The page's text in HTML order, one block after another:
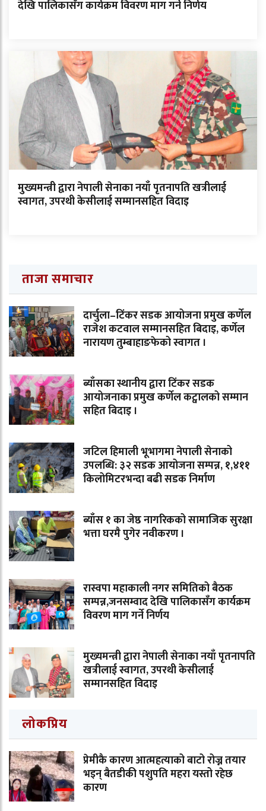
देखि पालिकासँग कार्यक्रम विवरण माग गर्ने निर्णय
मुख्यमन्त्री द्वारा नेपाली सेनाका नयाँ पृतनापति खत्रीलाई
स्वागत, उपरथी केसीलाई सम्मानसहित विदाइ
ताजा समाचार
दार्चुला–टिंकर सडक आयोजना प्रमुख कर्णेल
राजेश कटवाल सम्मानसहित बिदाइ, कर्णेल
नारायण तुम्बाहाङफेको स्वागत ।
ब्याँसका स्थानीय द्वारा टिंकर सडक
आयोजनाका प्रमुख कर्णेल कट्वालको सम्मान
सहित बिदाइ ।
जटिल हिमाली भूभागमा नेपाली सेनाको
उपलब्धि: ३२ सडक आयोजना सम्पन्न, १,४११
किलोमिटरभन्दा बढी सडक निर्माण
ब्याँस १ का जेष्ठ नागरिकको सामाजिक सुरक्षा
भत्ता घरमै पुगेर नवीकरण ।
रास्वपा महाकाली नगर समितिको बैठक
सम्पन्न,जनसम्वाद देखि पालिकासँग कार्यक्रम
विवरण माग गर्ने निर्णय
मुख्यमन्त्री द्वारा नेपाली सेनाका नयाँ पृतनापति
खत्रीलाई स्वागत, उपरथी केसीलाई
सम्मानसहित विदाइ
लोकप्रिय
प्रेमीकै कारण आत्महत्याको बाटो रोज्न तयार
भइन् बैतडीकी पशुपति महरा यस्तो रहेछ
कारण